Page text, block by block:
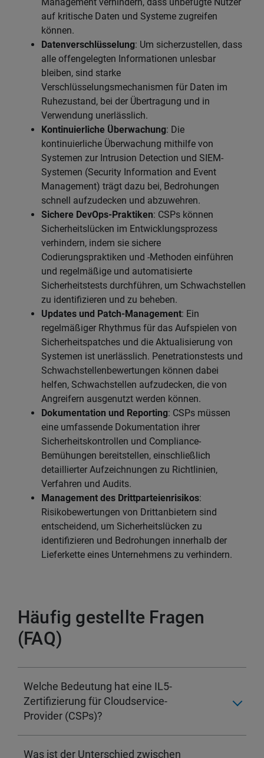
auf kritische Daten und Systeme zugreifen
können.
Datenverschlüsselung: Um sicherzustellen, dass
alle offengelegten Informationen unlesbar
bleiben, sind starke
Verschlüsselungsmechanismen für Daten im
Ruhezustand, bei der Übertragung und in
Verwendung unerlässlich.
Kontinuierliche Überwachung: Die
kontinuierliche Überwachung mithilfe von
Systemen zur Intrusion Detection und SIEM-
Systemen (Security Information and Event
Management) trägt dazu bei, Bedrohungen
schnell aufzudecken und abzuwehren.
Sichere DevOps-Praktiken: CSPs können
Sicherheitslücken im Entwicklungsprozess
verhindern, indem sie sichere
Codierungspraktiken und -Methoden einführen
und regelmäßige und automatisierte
Sicherheitstests durchführen, um Schwachstellen
zu identifizieren und zu beheben.
Updates und Patch-Management: Ein
regelmäßiger Rhythmus für das Aufspielen von
Sicherheitspatches und die Aktualisierung von
Systemen ist unerlässlich. Penetrationstests und
Schwachstellenbewertungen können dabei
helfen, Schwachstellen aufzudecken, die von
Angreifern ausgenutzt werden können.
Dokumentation und Reporting: CSPs müssen
eine umfassende Dokumentation ihrer
Sicherheitskontrollen und Compliance-
Bemühungen bereitstellen, einschließlich
detaillierter Aufzeichnungen zu Richtlinien,
Verfahren und Audits.
Management des Drittparteienrisikos:
Risikobewertungen von Drittanbietern sind
entscheidend, um Sicherheitslücken zu
identifizieren und Bedrohungen innerhalb der
Lieferkette eines Unternehmens zu verhindern.
Häufig gestellte Fragen
(FAQ)
Welche Bedeutung hat eine IL5-
Zertifizierung für Cloudservice-
Provider (CSPs)?
Was ist der Unterschied zwischen